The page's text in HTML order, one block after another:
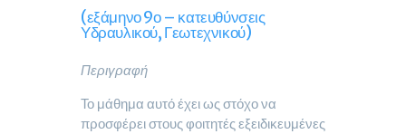
(εξάμηνο 9ο – κατευθύνσεις
Υδραυλικού, Γεωτεχνικού)
Περιγραφή
Το μάθημα αυτό έχει ως στόχο να
προσφέρει στους φοιτητές εξειδικευμένες